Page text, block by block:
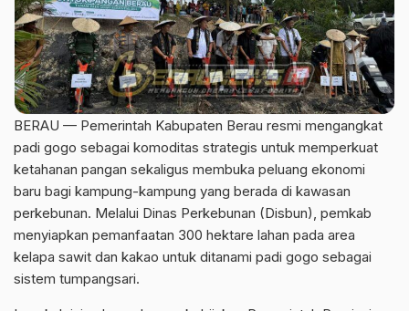
BERAU — Pemerintah Kabupaten Berau resmi mengangkat
padi gogo sebagai komoditas strategis untuk memperkuat
ketahanan pangan sekaligus membuka peluang ekonomi
baru bagi kampung-kampung yang berada di kawasan
perkebunan. Melalui Dinas Perkebunan (Disbun), pemkab
menyiapkan pemanfaatan 300 hektare lahan pada area
kelapa sawit dan kakao untuk ditanami padi gogo sebagai
sistem tumpangsari.